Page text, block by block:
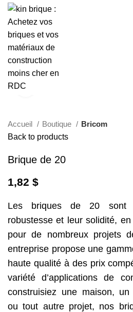
Accueil Boutique
Bricom
Back to products
Brique de 20
1,82 $
Les briques de 20 sont
robustesse et leur solidité,
pour de nombreux projets
entreprise propose une
haute qualité à des prix
variété d’applications de
construisiez une maison, un
ou tout autre projet, nos